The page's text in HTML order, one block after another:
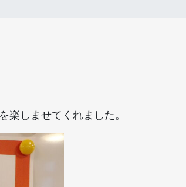
楽しませてくれました。